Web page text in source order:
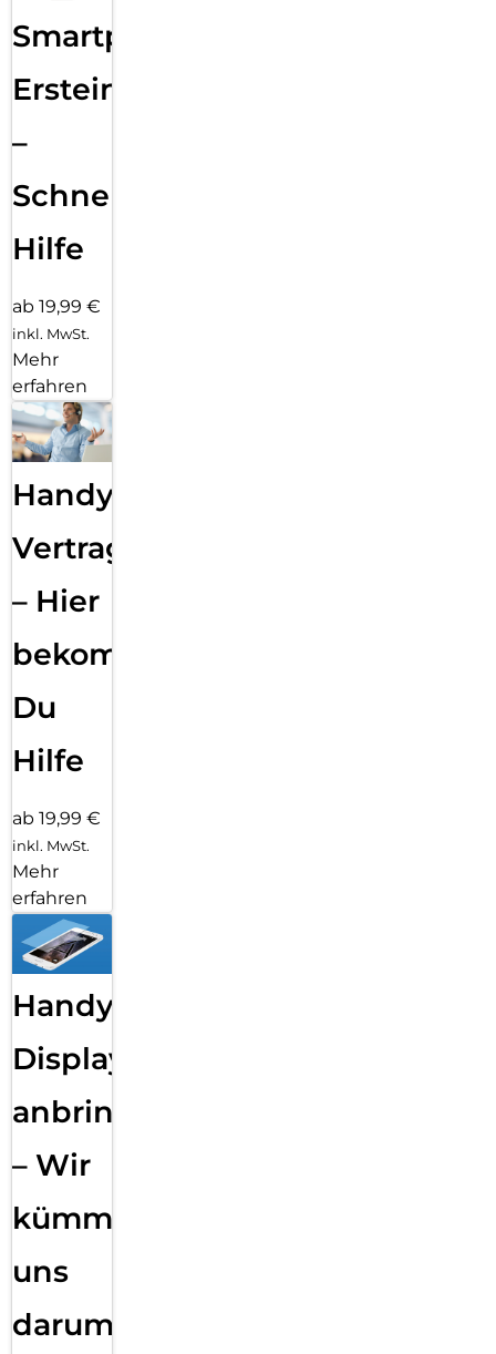
Smartphone
Ersteinrichtung
–
Schnelle
Hilfe
ab 19,99 €
inkl. MwSt.
Mehr
erfahren
Handy
Vertragsabwicklung
– Hier
bekommst
Du
Hilfe
ab 19,99 €
inkl. MwSt.
Mehr
erfahren
Handy
Displayfolie
anbringen
– Wir
kümmern
uns
darum!